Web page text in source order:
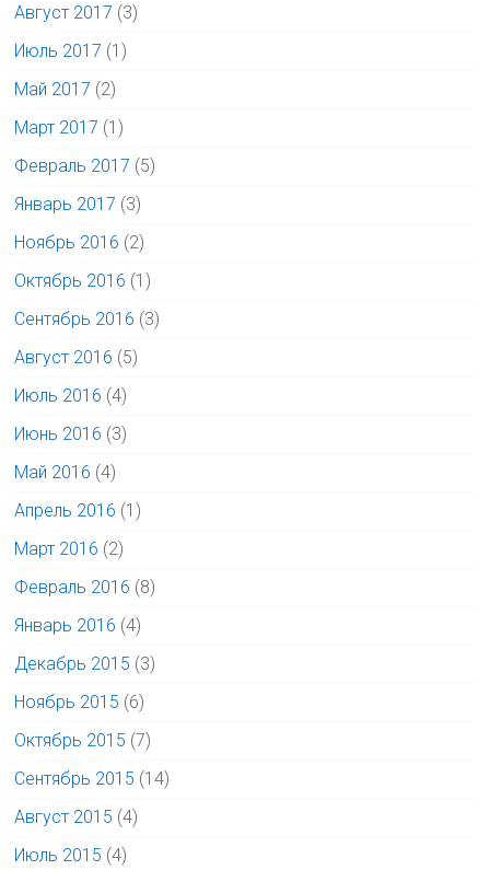
Август 2017 (3)
Июль 2017 (1)
Май 2017 (2)
Март 2017 (1)
Февраль 2017 (5)
Январь 2017 (3)
Ноябрь 2016 (2)
Октябрь 2016 (1)
Сентябрь 2016 (3)
Август 2016 (5)
Июль 2016 (4)
Июнь 2016 (3)
Май 2016 (4)
Апрель 2016 (1)
Март 2016 (2)
Февраль 2016 (8)
Январь 2016 (4)
Декабрь 2015 (3)
Ноябрь 2015 (6)
Октябрь 2015 (7)
Сентябрь 2015 (14)
Август 2015 (4)
Июль 2015 (4)